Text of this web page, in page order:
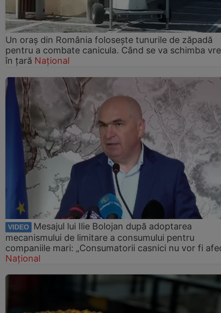
Un oraș din România folosește tunurile de zăpadă
pentru a combate canicula. Când se va schimba
în țară Național
VIDEO
Mesajul lui Ilie Bolojan după adoptarea
mecanismului de limitare a consumului pentru
companiile mari: „Consumatorii casnici nu vor fi
Național